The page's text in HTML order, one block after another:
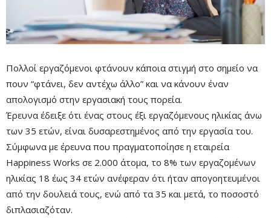
Πολλοί εργαζόμενοι φτάνουν κάποια στιγμή στο σημείο να
πουν “φτάνει, δεν αντέχω άλλο” και να κάνουν έναν
απολογισμό στην εργασιακή τους πορεία.
Έρευνα έδειξε ότι ένας στους έξι εργαζόμενους ηλικίας άνω
των 35 ετών, είναι δυσαρεστημένος από την εργασία του.
Σύμφωνα με έρευνα που πραγματοποίησε η εταιρεία
Happiness Works σε 2.000 άτομα, το 8% των εργαζομένων
ηλικίας 18 έως 34 ετών ανέφεραν ότι ήταν απογοητευμένοι
από την δουλειά τους, ενώ από τα 35 και μετά, το ποσοστό
διπλασιαζόταν.